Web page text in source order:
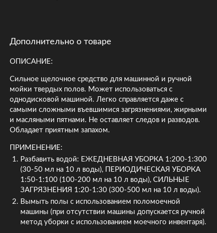
Дополнительно о товаре
ОПИСАНИЕ:
Сильное щелочное средство для машинной и ручной
мойки твердых полов. Может использоваться с
однодисковой машиной. Легко справляется даже с
самыми сложными въевшимися загрязнениями, жирными
и масляными пятнами. Не оставляет следов и разводов.
Обладает приятным запахом.
ПРИМЕНЕНИЕ:
Разбавить водой: ЕЖЕДНЕВНАЯ УБОРКА 1:200-1:300
(30-50 мл на 10 л воды), ПЕРИОДИЧЕСКАЯ УБОРКА
1:50-1:100 (100-200 мл на 10 л воды), СИЛЬНЫЕ
ЗАГРЯЗНЕНИЯ 1:20-1:30 (300-500 мл на 10 л воды).
Вымыть полы с использованием поломоечной
машины (при отсутствии машины допускается ручной
метод уборки с использованием моечного инвентаря).